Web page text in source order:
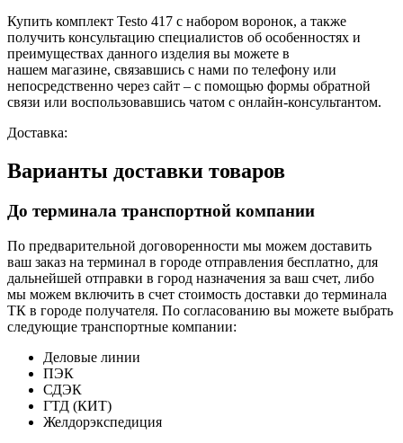
Купить комплект Testo 417 с набором воронок, а также
получить консультацию специалистов об особенностях и
преимуществах данного изделия вы можете в
нашем магазине, связавшись с нами по телефону или
непосредственно через сайт – с помощью формы обратной
связи или воспользовавшись чатом с онлайн-консультантом.
Доставка:
Варианты доставки товаров
До терминала транспортной компании
По предварительной договоренности мы можем доставить
ваш заказ на терминал в городе отправления бесплатно, для
дальнейшей отправки в город назначения за ваш счет, либо
мы можем включить в счет стоимость доставки до терминала
ТК в городе получателя. По согласованию вы можете выбрать
следующие транспортные компании:
Деловые линии
ПЭК
СДЭК
ГТД (КИТ)
Желдорэкспедиция